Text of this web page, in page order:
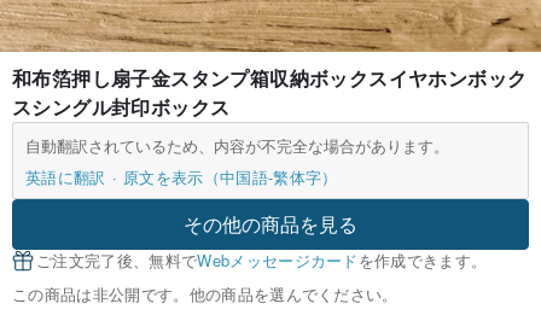
和布箔押し扇子金スタンプ箱収納ボックスイヤホンボック
スシングル封印ボックス
自動翻訳されているため、内容が不完全な場合があります。
英語に翻訳
原文を表示（中国語-繁体字）
その他の商品を見る
ご注文完了後、無料でWebメッセージカードを作成できます。
この商品は非公開です。他の商品を選んでください。